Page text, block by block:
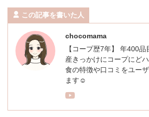
この記事を書いた人
chocomama
【コープ歴7年】 年400
産きっかけにコープにど
食の特徴や口コミをユー
ます☺︎